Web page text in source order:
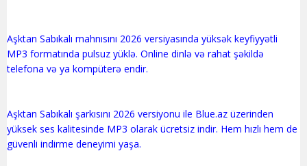
Aşktan Sabıkalı mahnısını 2026 versiyasında yüksək keyfiyyətli
MP3 formatında pulsuz yüklə. Online dinlə və rahat şəkildə
telefona və ya kompüterə endir.
Aşktan Sabıkalı şarkısını 2026 versiyonu ile Blue.az üzerinden
yüksek ses kalitesinde MP3 olarak ücretsiz indir. Hem hızlı hem de
güvenli indirme deneyimi yaşa.